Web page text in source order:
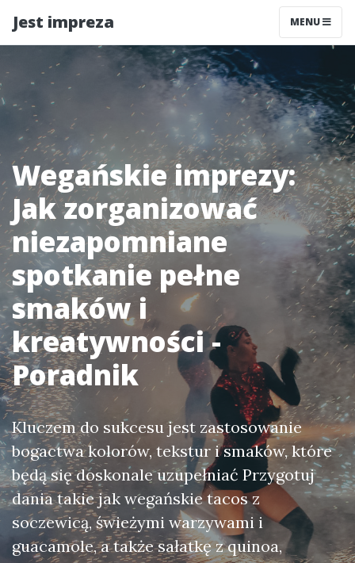
Jest impreza MENU
Wegańskie imprezy:
Jak zorganizować
niezapomniane
spotkanie pełne
smaków i
kreatywności -
Poradnik
Kluczem do sukcesu jest zastosowanie
bogactwa kolorów, tekstur i smaków, które
będą się doskonale uzupełniać Przygotuj
dania takie jak wegańskie tacos z
soczewicą, świeżymi warzywami i
guacamole, a także sałatkę z quinoa,